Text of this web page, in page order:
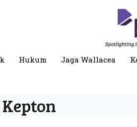
Hukum Jaga Wallacea